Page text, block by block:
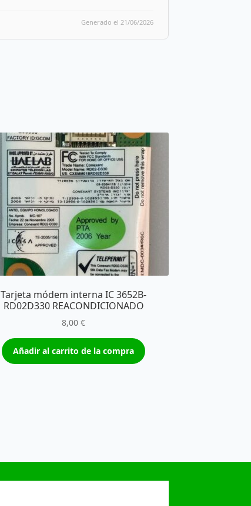
Generado el 21/06/2026
Tarjeta módem interna IC 3652B-
RD02D330 REACONDICIONADO
8,00€
Añadir al carrito de la compra